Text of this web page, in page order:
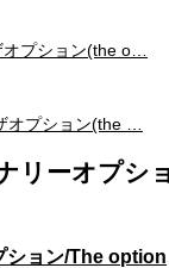
プション(the o…
オプション(the …
リーオプシ
ション/The option